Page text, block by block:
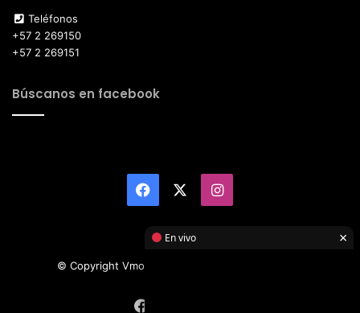
Teléfonos
+57 2 269150
+57 2 269151
Búscanos en facebook
Facebook Instagram
© Copyright Vmotor TI 2026, All Rights Reserved
En vivo ×